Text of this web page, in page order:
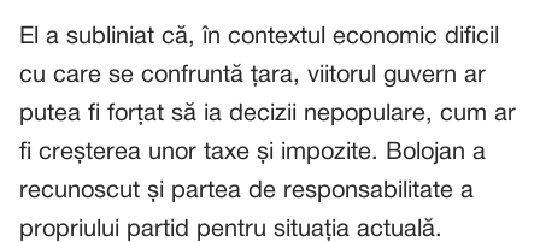
El a subliniat că, în contextul economic dificil
cu care se confruntă țara, viitorul guvern ar
putea fi forțat să ia decizii nepopulare, cum ar
fi creșterea unor taxe și impozite. Bolojan a
recunoscut și partea de responsabilitate a
propriului partid pentru situația actuală.